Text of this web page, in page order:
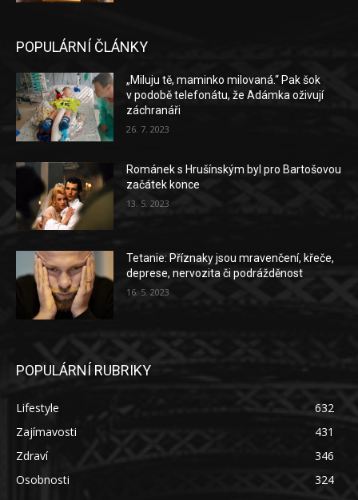
POPULÁRNÍ ČLÁNKY
„Miluju tě, maminko milovaná.“ Pak šok
v podobě telefonátu, že Adámka oživují
záchranáři
26. 7. 2023
Románek s Hrušínským byl pro Bartošovou
začátek konce
13. 5. 2023
Tetanie: Příznaky jsou mravenčení, křeče,
deprese, nervozita či podrážděnost
16. 5. 2023
POPULÁRNÍ RUBRIKY
Lifestyle
632
Zajímavosti
431
Zdraví
346
Osobnosti
324